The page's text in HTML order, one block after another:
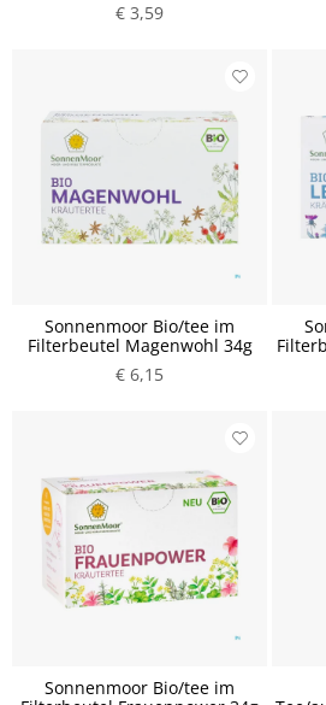
€ 3,59
Sonnenmoor Bio/tee im
Filterbeutel Magenwohl 34g
€ 6,15
Sonnenmoor Bio/tee im